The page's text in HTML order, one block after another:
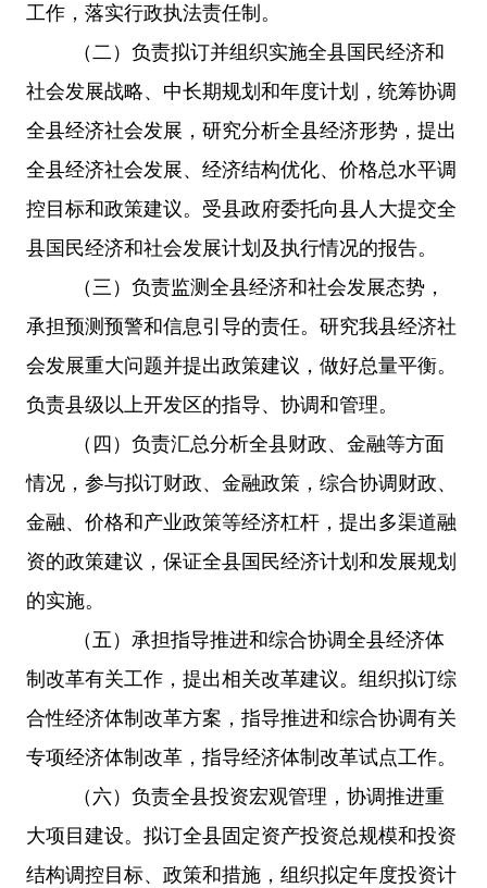
工作，落实行政执法责任制。
（二）负责拟订并组织实施全县国民经济和
社会发展战略、中长期规划和年度计划，统筹协调
全县经济社会发展，研究分析全县经济形势，提出
全县经济社会发展、经济结构优化、价格总水平调
控目标和政策建议。受县政府委托向县人大提交全
县国民经济和社会发展计划及执行情况的报告。
（三）负责监测全县经济和社会发展态势，
承担预测预警和信息引导的责任。研究我县经济社
会发展重大问题并提出政策建议，做好总量平衡。
负责县级以上开发区的指导、协调和管理。
（四）负责汇总分析全县财政、金融等方面
情况，参与拟订财政、金融政策，综合协调财政、
金融、价格和产业政策等经济杠杆，提出多渠道融
资的政策建议，保证全县国民经济计划和发展规划
的实施。
（五）承担指导推进和综合协调全县经济体
制改革有关工作，提出相关改革建议。组织拟订综
合性经济体制改革方案，指导推进和综合协调有关
专项经济体制改革，指导经济体制改革试点工作。
（六）负责全县投资宏观管理，协调推进重
大项目建设。拟订全县固定资产投资总规模和投资
结构调控目标、政策和措施，组织拟定年度投资计